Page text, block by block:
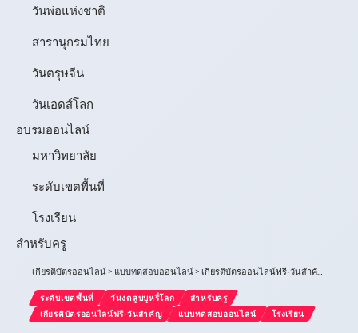
วันพ่อแห่งชาติ
สารานุกรมไทย
วันตรุษจีน
วันเอดส์โลก
อบรมออนไลน์
มหาวิทยาลัย
ระดับเขตพื้นที่
โรงเรียน
สำหรับครู
เกียรติบัตรออนไลน์> แบบทดสอบออนไลน์> เกียรติบัตรออนไลน์ฟรี-วันสำคัญ
ระดับเขตพื้นที่ วันงดสูบบุหรี่โลก
สำหรับครู
เกียรติบัตรออนไลน์ฟรี-วันสำคัญ
แบบทดสอบออนไลน์ โรงเรียน